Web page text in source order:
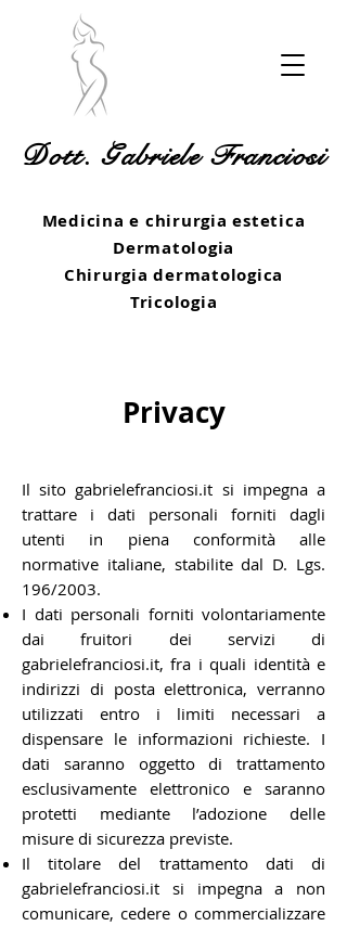
Dott. Gabriele Franciosi
Medicina e chirurgia estetica
Dermatologia
Chirurgia dermatologica
Tricologia
Privacy
Il sito gabrielefranciosi.it si impegna a
trattare i dati personali forniti dagli
utenti in piena conformità alle
normative italiane, stabilite dal D. Lgs.
196/2003.
I dati personali forniti volontariamente
dai fruitori dei servizi di
gabrielefranciosi.it, fra i quali identità e
indirizzi di posta elettronica, verranno
utilizzati entro i limiti necessari a
dispensare le informazioni richieste. I
dati saranno oggetto di trattamento
esclusivamente elettronico e saranno
protetti mediante l’adozione delle
misure di sicurezza previste.
Il titolare del trattamento dati di
gabrielefranciosi.it si impegna a non
comunicare, cedere o commercializzare